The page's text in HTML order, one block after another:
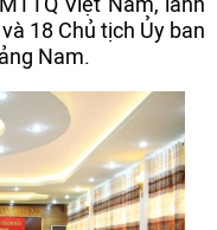
18 Chủ tịch Ủy ban
Nam.